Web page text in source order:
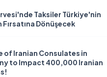
Taksiler Türkiye'nin
Fırsatına Dönüşecek
of Iranian Consulates in
to Impact 400,000 Iranian